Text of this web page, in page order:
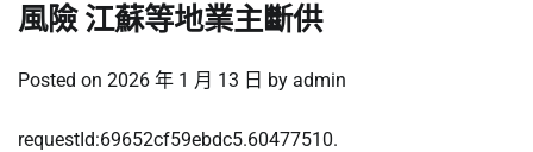
風險 江蘇等地業主斷供
Posted on 2026 年 1 月 13 日 by admin
requestId:69652cf59ebdc5.60477510.